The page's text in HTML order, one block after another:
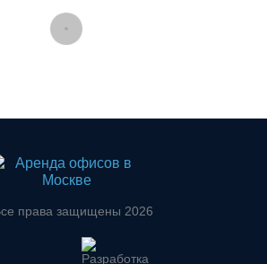
права защищены 2026